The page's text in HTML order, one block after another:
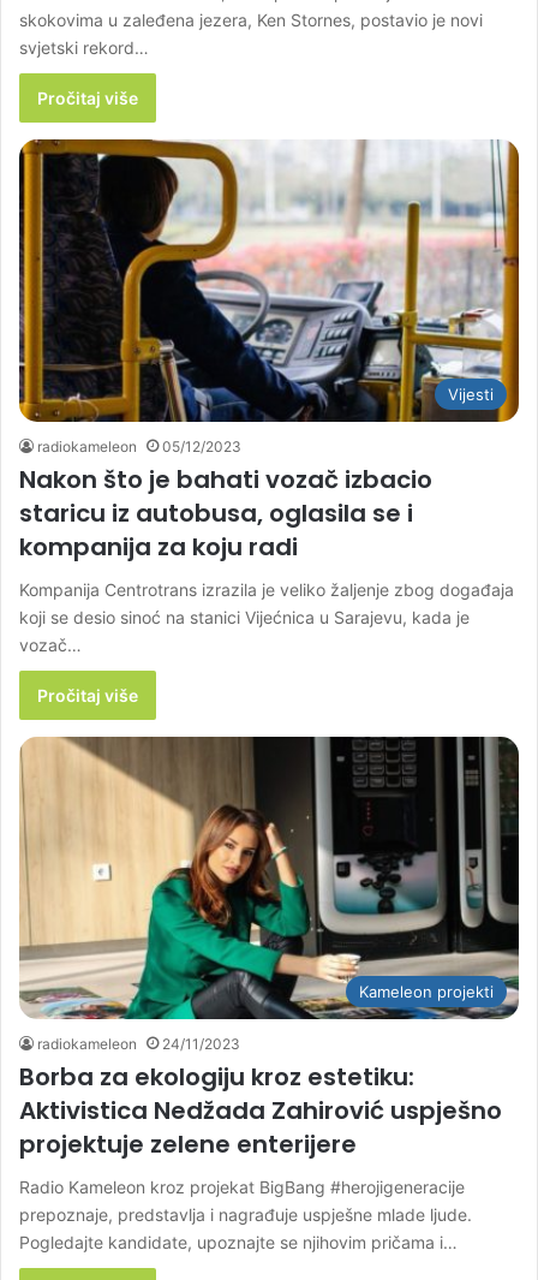
skokovima u zaleđena jezera, Ken Stornes, postavio je novi
svjetski rekord…
Pročitaj više
Vijesti
radiokameleon 05/12/2023
Nakon što je bahati vozač izbacio
staricu iz autobusa, oglasila se i
kompanija za koju radi
Kompanija Centrotrans izrazila je veliko žaljenje zbog događaja
koji se desio sinoć na stanici Vijećnica u Sarajevu, kada je
vozač…
Pročitaj više
Kameleon projekti
radiokameleon 24/11/2023
Borba za ekologiju kroz estetiku:
Aktivistica Nedžada Zahirović uspješno
projektuje zelene enterijere
Radio Kameleon kroz projekat BigBang #herojigeneracije
prepoznaje, predstavlja i nagrađuje uspješne mlade ljude.
Pogledajte kandidate, upoznajte se njihovim pričama i…